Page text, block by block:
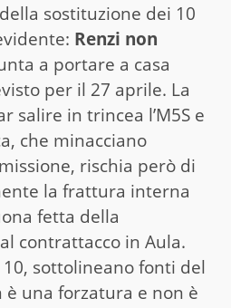
sostituzione dei 10
Renzi non
a portare a casa
per il 27 aprile. La
salire in trincea l’M5S e
che minacciano
rischia però di
la frattura interna
fetta della
contrattacco in Aula.
sottolineano fonti del
è una forzatura e non è